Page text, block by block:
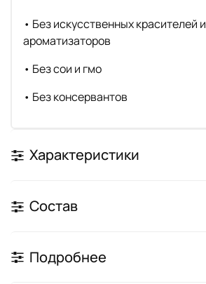
• Без искусственных красителей и
ароматизаторов
• Без сои и гмо
• Без консервантов
Характеристики
Состав
Подробнее